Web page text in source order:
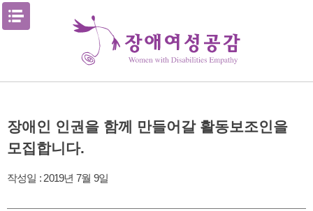
Skip
장애인 인권을 함께 만들어갈 활동보조인을
모집합니다.
작성일 : 2019년 7월 9일